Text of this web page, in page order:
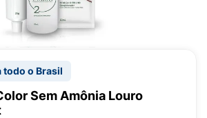
todo o Brasil
Sem Amônia Louro